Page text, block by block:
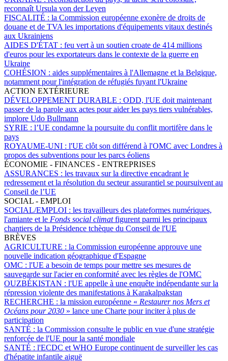
reconnaît Ursula von der Leyen
FISCALITÉ : la Commission européenne exonère de droits de
douane et de TVA les importations d'équipements vitaux destinés
aux Ukrainiens
AIDES D'ÉTAT : feu vert à un soutien croate de 414 millions
d'euros pour les exportateurs dans le contexte de la guerre en
Ukraine
COHÉSION : aides supplémentaires à l'Allemagne et la Belgique,
notamment pour l'intégration de réfugiés fuyant l'Ukraine
ACTION EXTÉRIEURE
DÉVELOPPEMENT DURABLE : ODD, l'UE doit maintenant
passer de la parole aux actes pour aider les pays tiers vulnérables,
implore Udo Bullmann
SYRIE : l’UE condamne la poursuite du conflit mortifère dans le
pays
ROYAUME-UNI : l'UE clôt son différend à l'OMC avec Londres à
propos des subventions pour les parcs éoliens
ÉCONOMIE - FINANCES - ENTREPRISES
ASSURANCES : les travaux sur la directive encadrant le
redressement et la résolution du secteur assurantiel se poursuivent au
Conseil de l’UE
SOCIAL - EMPLOI
SOCIAL/EMPLOI : les travailleurs des plateformes numériques,
l'amiante et le Fonds social climatfigurent parmi les principaux
chantiers de la Présidence tchèque du Conseil de l'UE
BRÈVES
AGRICULTURE : la Commission européenne approuve une
nouvelle indication géographique d'Espagne
OMC : l'UE a besoin de temps pour mettre ses mesures de
sauvegarde sur l'acier en conformité avec les règles de l'OMC
OUZBÉKISTAN : l'UE appelle à une enquête indépendante sur la
répression violente des manifestations à Karakalpakstan
RECHERCHE : la mission européenne « Restaurer nos Mers et
Océans pour 2030 » lance une Charte pour inciter à plus de
participation
SANTÉ : la Commission consulte le public en vue d'une stratégie
renforcée de l'UE pour la santé mondiale
SANTÉ : l'ECDC et WHO Europe continuent de surveiller les cas
d'hépatite infantile aiguë